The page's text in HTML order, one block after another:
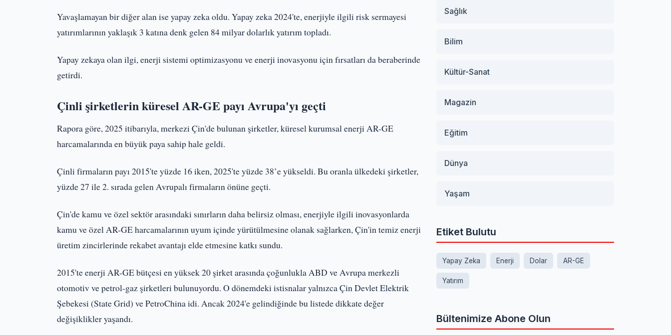
Yavaşlamayan bir diğer alan ise yapay zeka oldu. Yapay zeka 2024'te, enerjiyle ilgili risk sermayesi
yatırımlarının yaklaşık 3 katına denk gelen 84 milyar dolarlık yatırım topladı.
Yapay zekaya olan ilgi, enerji sistemi optimizasyonu ve enerji inovasyonu için fırsatları da beraberinde
getirdi.
Çinli şirketlerin küresel AR-GE payı Avrupa'yı geçti
Rapora göre, 2025 itibarıyla, merkezi Çin'de bulunan şirketler, küresel kurumsal enerji AR-GE
harcamalarında en büyük paya sahip hale geldi.
Çinli firmaların payı 2015'te yüzde 16 iken, 2025'te yüzde 38’e yükseldi. Bu oranla ülkedeki şirketler,
yüzde 27 ile 2. sırada gelen Avrupalı firmaların önüne geçti.
Çin'de kamu ve özel sektör arasındaki sınırların daha belirsiz olması, enerjiyle ilgili inovasyonlarda
kamu ve özel AR-GE harcamalarının uyum içinde yürütülmesine olanak sağlarken, Çin'in temiz enerji
üretim zincirlerinde rekabet avantajı elde etmesine katkı sundu.
2015'te enerji AR-GE bütçesi en yüksek 20 şirket arasında çoğunlukla ABD ve Avrupa merkezli
otomotiv ve petrol-gaz şirketleri bulunuyordu. O dönemdeki istisnalar yalnızca Çin Devlet Elektrik
Şebekesi (State Grid) ve PetroChina idi. Ancak 2024'e gelindiğinde bu listede dikkate değer
değişiklikler yaşandı.
Sağlık
Bilim
Kültür-Sanat
Magazin
Eğitim
Dünya
Yaşam
Etiket Bulutu
Yapay Zeka Enerji Dolar AR-GE
Yatırım
Bültenimize Abone Olun